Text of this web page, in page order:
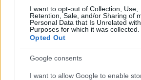
I want to opt-out of Collection, Use,
Retention, Sale, and/or Sharing of
Personal Data that Is Unrelated
Purposes for which it was collected.
Opted Out
Google consents
I want to allow Google to enable